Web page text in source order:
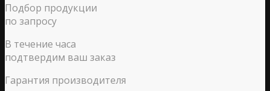
Подбор продукции
по запросу
В течение часа
подтвердим ваш заказ
Гарантия производителя